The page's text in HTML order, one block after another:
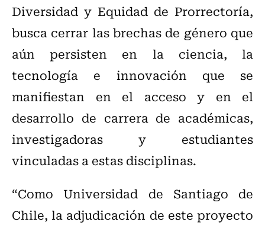
Diversidad y Equidad de Prorrectoría,
busca cerrar las brechas de género que
aún persisten en la ciencia, la
tecnología e innovación que se
manifiestan en el acceso y en el
desarrollo de carrera de académicas,
investigadoras y estudiantes
vinculadas a estas disciplinas.
“Como Universidad de Santiago de
Chile, la adjudicación de este proyecto